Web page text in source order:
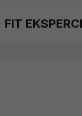
FIT EKSPERCI